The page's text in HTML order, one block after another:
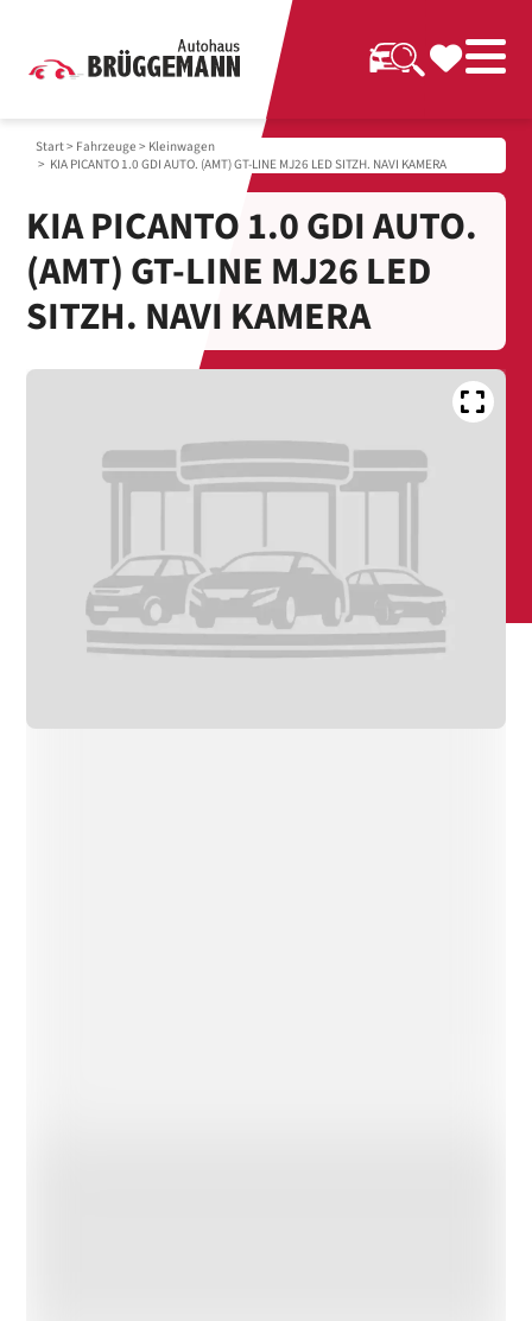
Start> Fahrzeuge > Kleinwagen
> KIA PICANTO 1.0 GDI AUTO. (AMT) GT-LINE MJ26 LED SITZH. NAVI KAMERA
KIA PICANTO 1.0 GDI AUTO.
(AMT) GT-LINE MJ26 LED
SITZH. NAVI KAMERA